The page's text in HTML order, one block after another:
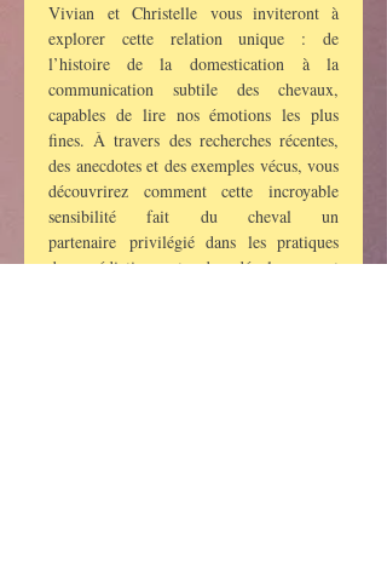
Vivian et Christelle vous inviteront à
explorer cette relation unique : de
l’histoire de la domestication à la
communication subtile des chevaux,
capables de lire nos émotions les plus
fines. À travers des recherches récentes,
des anecdotes et des exemples vécus, vous
découvrirez comment cette incroyable
sensibilité fait du cheval un
partenaire privilégié dans les pratiques
de médiation et de développement